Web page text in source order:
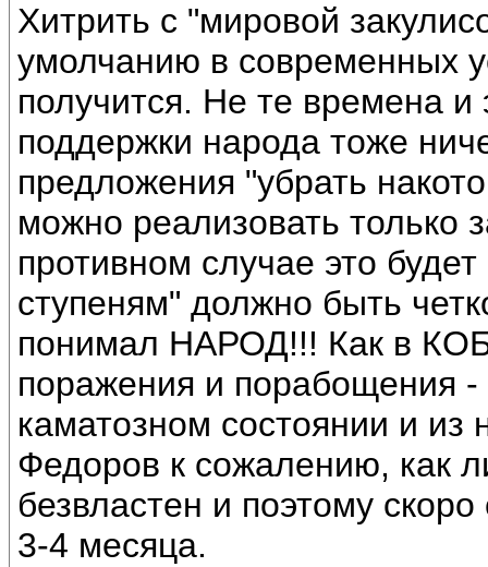
Хитрить с "мировой
умолчанию в современных
получится. Не те времена
поддержки народа тоже
предложения "убрать
можно реализовать только
противном случае это
ступеням" должно быть
понимал НАРОД!!! Как в
поражения и порабощения
каматозном состоянии и из
Федоров к сожалению, как
безвластен и поэтому
3-4 месяца.